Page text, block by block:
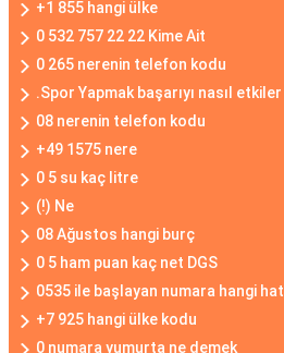
+1 855 hangi ülke
0 532 757 22 22 Kime Ait
0 265 nerenin telefon kodu
.Spor Yapmak başarıyı nasıl etkiler
08 nerenin telefon kodu
+49 1575 nere
0 5 su kaç litre
(!) Ne
08 Ağustos hangi burç
0 5 ham puan kaç net DGS
0535 ile başlayan numara hangi hat
+7 925 hangi ülke kodu
0 numara yumurta ne demek